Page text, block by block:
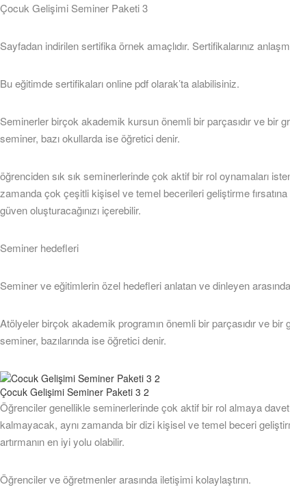
Çocuk Gelişimi Seminer Paketi 3
Sayfadan indirilen sertifika örnek amaçlıdır. Sertifikalarınız
Bu eğitimde sertifikaları online pdf olarak’ta alabilisiniz.
Seminerler birçok akademik kursun önemli bir parçasıdır ve bir
seminer, bazı okullarda ise öğretici denir.
öğrenciden sık sık seminerlerinde çok aktif bir rol oynamaları
zamanda çok çeşitli kişisel ve temel becerileri geliştirme
güven oluşturacağınızı içerebilir.
Seminer hedefleri
Seminer ve eğitimlerin özel hedefleri anlatan ve dinleyen
Atölyeler birçok akademik programın önemli bir parçasıdır ve
seminer, bazılarında ise öğretici denir.
Çocuk Gelişimi Seminer Paketi 3 2
Öğrenciler genellikle seminerlerinde çok aktif bir rol almaya
kalmayacak, aynı zamanda bir dizi kişisel ve temel beceri
artırmanın en iyi yolu olabilir.
Öğrenciler ve öğretmenler arasında iletişimi kolaylaştırın.